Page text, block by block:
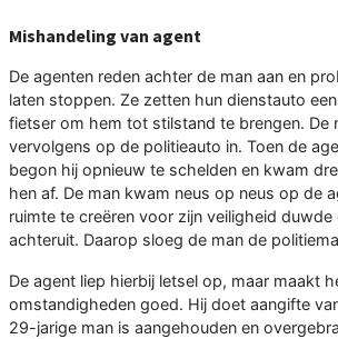
Mishandeling van agent
De agenten reden achter de man aan en
laten stoppen. Ze zetten hun dienstauto
fietser om hem tot stilstand te brengen. De
vervolgens op de politieauto in. Toen de
begon hij opnieuw te schelden en kwam
hen af. De man kwam neus op neus op de
ruimte te creëren voor zijn veiligheid
achteruit. Daarop sloeg de man de
De agent liep hierbij letsel op, maar maakt
omstandigheden goed. Hij doet aangifte
29-jarige man is aangehouden en